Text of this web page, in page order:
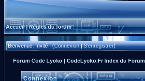
Accueil|Règles du forum
Bienvenue, Invité ! (Connexion|S'enregistrer)
Forum Code Lyoko | CodeLyoko.Fr Index du Forum
Connexion